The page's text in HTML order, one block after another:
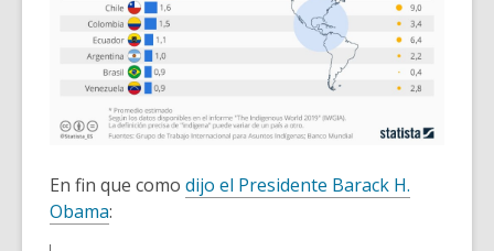
En fin que como dijo el Presidente Barack H.
Obama: